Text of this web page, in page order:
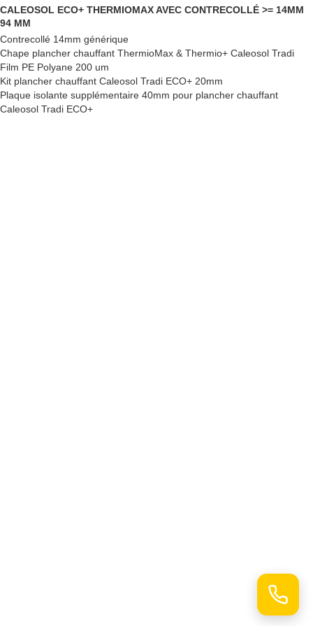
CALEOSOL ECO+ THERMIOMAX AVEC CONTRECOLLÉ >= 14MM
94 MM
Contrecollé 14mm générique
Chape plancher chauffant ThermioMax & Thermio+ Caleosol Tradi
Film PE Polyane 200 um
Kit plancher chauffant Caleosol Tradi ECO+ 20mm
Plaque isolante supplémentaire 40mm pour plancher chauffant
Caleosol Tradi ECO+